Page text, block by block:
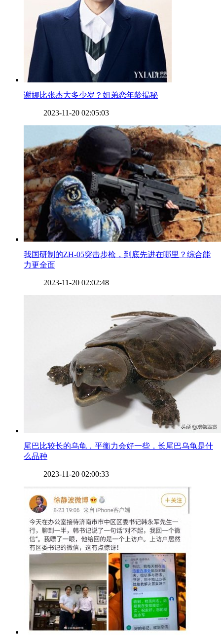
​谢娜比张杰大多少岁？姐弟恋年龄揭秘
2023-11-20 02:05:03
​我国研制的ZH-05突击步枪，到底先进在哪里？综合能
力更全面
2023-11-20 02:02:48
​尾巴比较长的乌龟，平衡力会好一些，长尾巴乌龟是什
么品种
2023-11-20 02:00:33